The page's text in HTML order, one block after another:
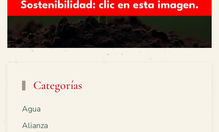
Categorías
Agua
Alianza